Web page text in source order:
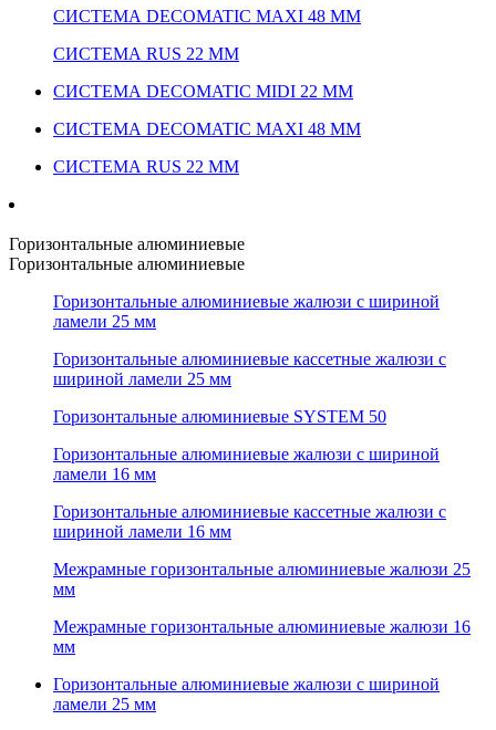
СИСТЕМА DECOMATIC MAXI 48 ММ
СИСТЕМА RUS 22 ММ
СИСТЕМА DECOMATIC MIDI 22 ММ
СИСТЕМА DECOMATIC MAXI 48 ММ
СИСТЕМА RUS 22 ММ
Горизонтальные алюминиевые
Горизонтальные алюминиевые
Горизонтальные алюминиевые жалюзи с шириной
ламели 25 мм
Горизонтальные алюминиевые кассетные жалюзи с
шириной ламели 25 мм
Горизонтальные алюминиевые SYSTEM 50
Горизонтальные алюминиевые жалюзи с шириной
ламели 16 мм
Горизонтальные алюминиевые кассетные жалюзи с
шириной ламели 16 мм
Межрамные горизонтальные алюминиевые жалюзи 25
мм
Межрамные горизонтальные алюминиевые жалюзи 16
мм
Горизонтальные алюминиевые жалюзи с шириной
ламели 25 мм